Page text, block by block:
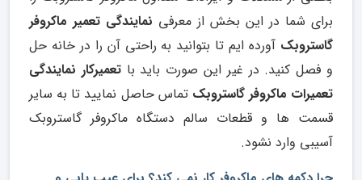
برای شما در این بخش از معرفی نمایندگی تعمیر ماکروفر
گاستروبک آورده ایم تا بتوانید به راحتی آن را در خانه حل
و فصل کنید. در غیر این صورت باید باتعمیرکار نمایندگی
تعمیرات ماکروفر گاستروبک تماس حاصل نمایید تا به سایر
قسمت ها و قطعات سالم دستگاه ماکروفر گاستروبک
آسیبی وارد نشود.